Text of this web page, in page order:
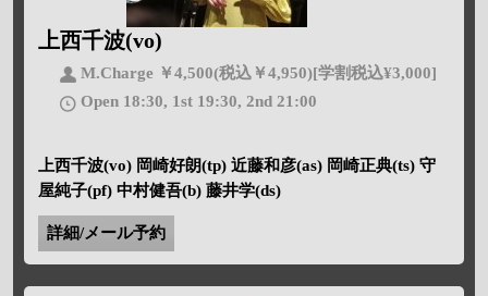
上西千波(vo)
M.Charge ￥4,500(税込￥4,950)[学割税込¥3,000]
Open 18:30, 1st 19:30, 2nd 21:00
上西千波(vo) 岡崎好朗(tp) 近藤和彦(as) 岡崎正典(ts) 守
屋純子(pf) 中村健吾(b) 藤井学(ds)
詳細/メール予約